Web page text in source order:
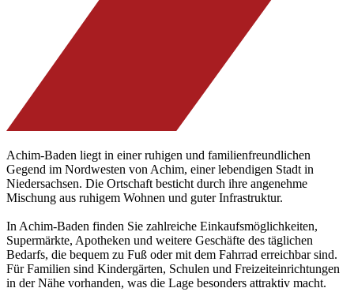
Achim-Baden liegt in einer ruhigen und familienfreundlichen
Gegend im Nordwesten von Achim, einer lebendigen Stadt in
Niedersachsen. Die Ortschaft besticht durch ihre angenehme
Mischung aus ruhigem Wohnen und guter Infrastruktur.
In Achim-Baden finden Sie zahlreiche Einkaufsmöglichkeiten,
Supermärkte, Apotheken und weitere Geschäfte des täglichen
Bedarfs, die bequem zu Fuß oder mit dem Fahrrad erreichbar sind.
Für Familien sind Kindergärten, Schulen und Freizeiteinrichtungen
in der Nähe vorhanden, was die Lage besonders attraktiv macht.